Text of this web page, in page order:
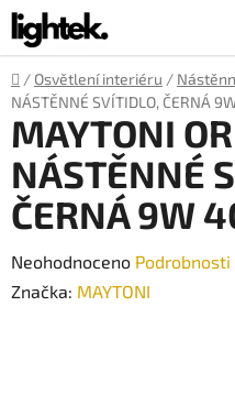
Přejít
na
obsah
Domů
/ Osvětlení interiéru /
NÁSTĚNNÉ SVÍTIDLO, ČERNÁ
MAYTONI
NÁSTĚNNÉ
ČERNÁ 9W
Průměrné
hodnocení
Neohodnoceno
Značka: MAYTONI